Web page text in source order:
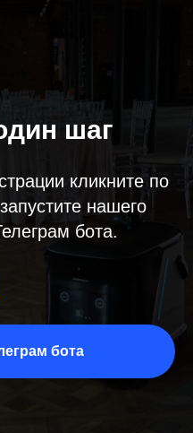
шаг
кликните по
нашего
бота.
бота